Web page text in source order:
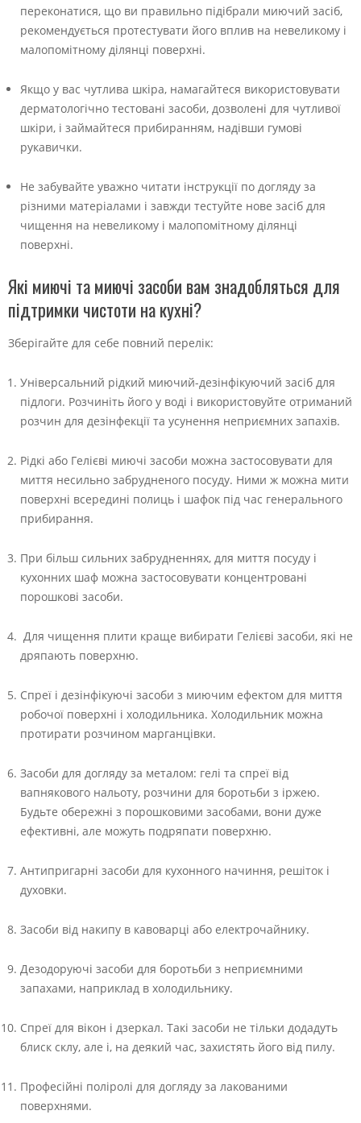
переконатися, що ви правильно підібрали миючий засіб,
рекомендується протестувати його вплив на невеликому і
малопомітному ділянці поверхні.
Якщо у вас чутлива шкіра, намагайтеся використовувати
дерматологічно тестовані засоби, дозволені для чутливої
шкіри, і займайтеся прибиранням, надівши гумові
рукавички.
Не забувайте уважно читати інструкції по догляду за
різними матеріалами і завжди тестуйте нове засіб для
чищення на невеликому і малопомітному ділянці
поверхні.
Які миючі та миючі засоби вам знадобляться для
підтримки чистоти на кухні?
Зберігайте для себе повний перелік:
Універсальний рідкий миючий-дезінфікуючий засіб для
підлоги. Розчиніть його у воді і використовуйте отриманий
розчин для дезінфекції та усунення неприємних запахів.
Рідкі або Гелієві миючі засоби можна застосовувати для
миття несильно забрудненого посуду. Ними ж можна мити
поверхні всередині полиць і шафок під час генерального
прибирання.
При більш сильних забрудненнях, для миття посуду і
кухонних шаф можна застосовувати концентровані
порошкові засоби.
Для чищення плити краще вибирати Гелієві засоби, які не
дряпають поверхню.
Спреї і дезінфікуючі засоби з миючим ефектом для миття
робочої поверхні і холодильника. Холодильник можна
протирати розчином марганцівки.
Засоби для догляду за металом: гелі та спреї від
вапнякового нальоту, розчини для боротьби з іржею.
Будьте обережні з порошковими засобами, вони дуже
ефективні, але можуть подряпати поверхню.
Антипригарні засоби для кухонного начиння, решіток і
духовки.
Засоби від накипу в кавоварці або електрочайнику.
Дезодоруючі засоби для боротьби з неприємними
запахами, наприклад в холодильнику.
Спреї для вікон і дзеркал. Такі засоби не тільки додадуть
блиск склу, але і, на деякий час, захистять його від пилу.
Професійні поліролі для догляду за лакованими
поверхнями.